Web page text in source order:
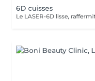
6D cuisses